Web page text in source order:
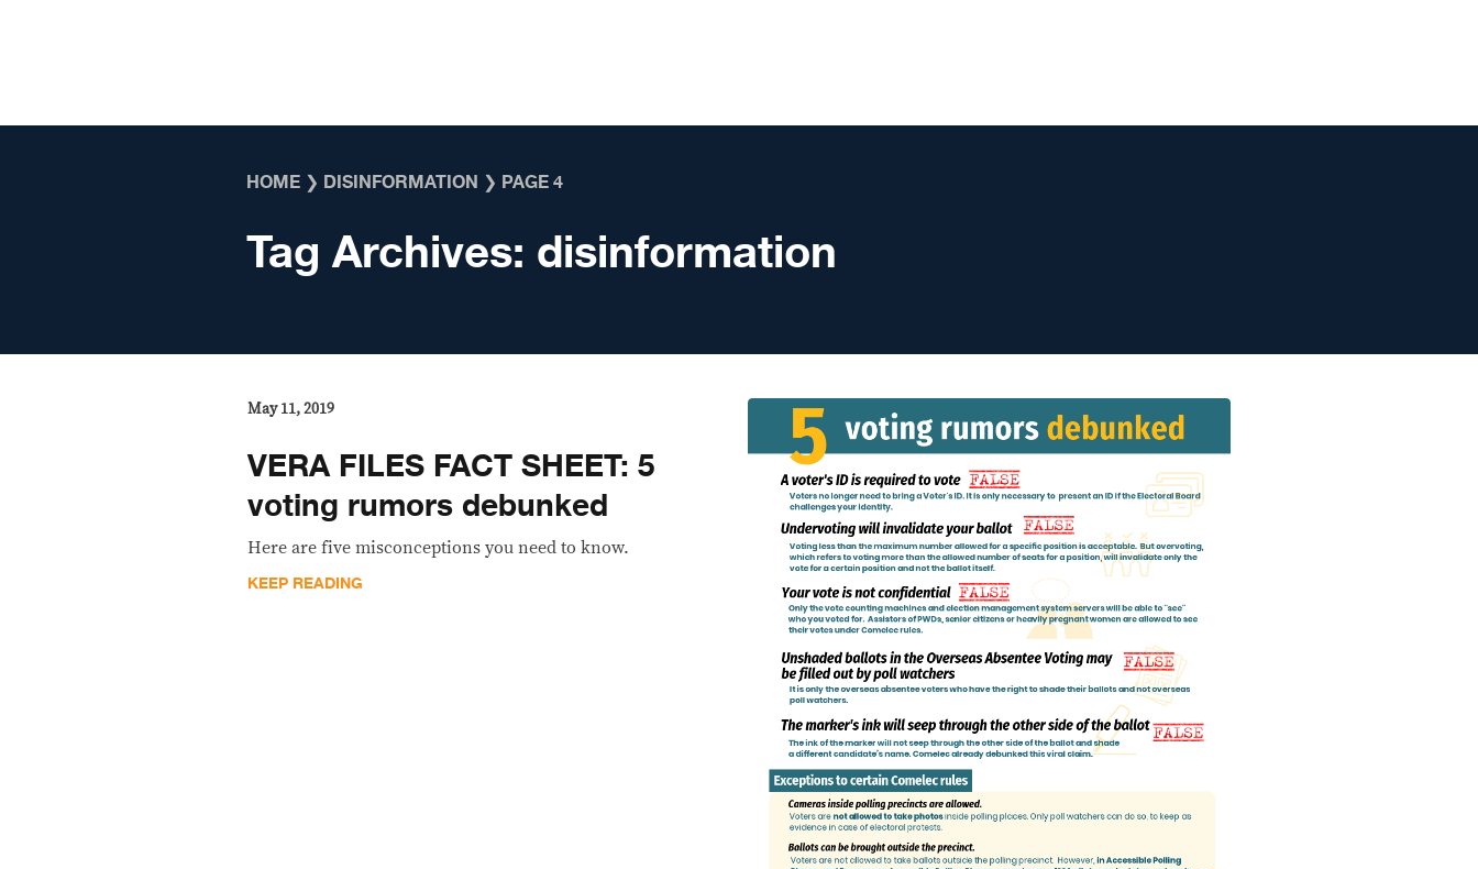
HOME ❯ DISINFORMATION ❯ PAGE 4
Tag Archives: disinformation
May 11, 2019
VERA FILES FACT SHEET: 5
voting rumors debunked
Here are five misconceptions you need to know.
KEEP READING